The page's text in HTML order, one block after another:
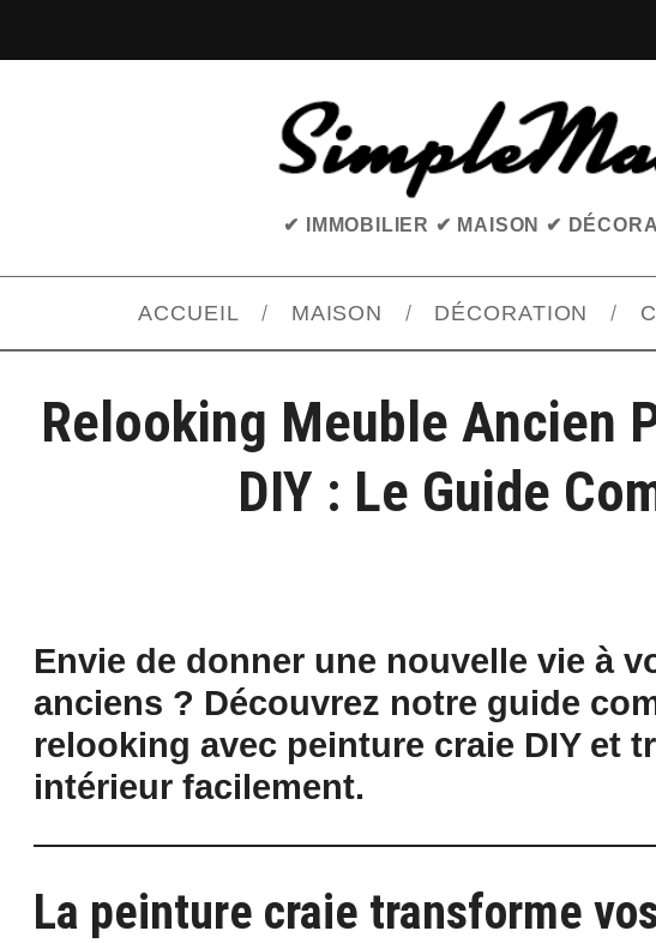
✔ IMMOBILIER ✔ MAISON ✔
ACCUEIL MAISON DÉCORATION
Relooking Meuble Ancien
DIY : Le Guide
Envie de donner une nouvelle vie à
anciens ? Découvrez notre guide
relooking avec peinture craie DIY et
intérieur facilement.
La peinture craie transforme